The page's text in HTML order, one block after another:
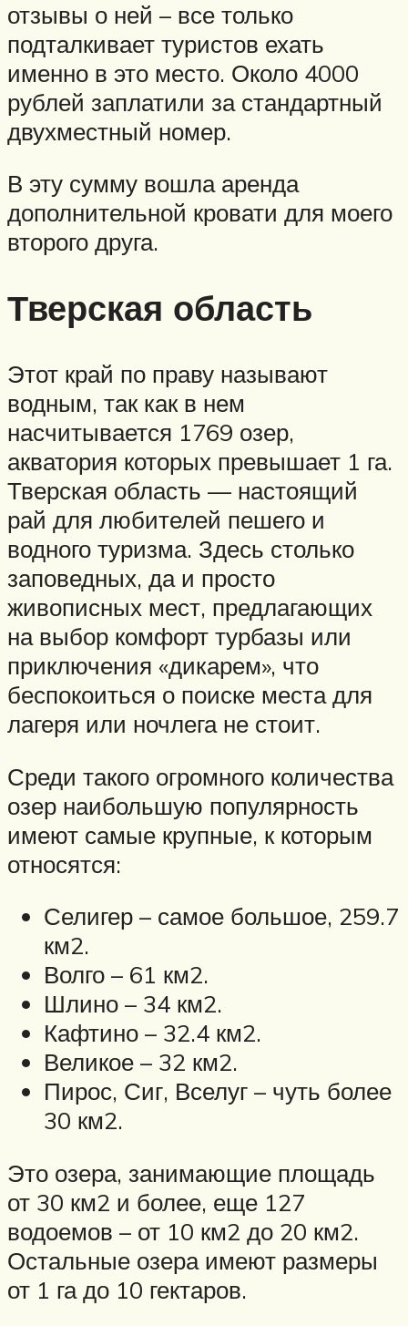
отзывы о ней – все только
подталкивает туристов ехать
именно в это место. Около 4000
рублей заплатили за стандартный
двухместный номер.
В эту сумму вошла аренда
дополнительной кровати для моего
второго друга.
Тверская область
Этот край по праву называют
водным, так как в нем
насчитывается 1769 озер,
акватория которых превышает 1 га.
Тверская область — настоящий
рай для любителей пешего и
водного туризма. Здесь столько
заповедных, да и просто
живописных мест, предлагающих
на выбор комфорт турбазы или
приключения «дикарем», что
беспокоиться о поиске места для
лагеря или ночлега не стоит.
Среди такого огромного количества
озер наибольшую популярность
имеют самые крупные, к которым
относятся:
Селигер – самое большое, 259.7
км2.
Волго – 61 км2.
Шлино – 34 км2.
Кафтино – 32.4 км2.
Великое – 32 км2.
Пирос, Сиг, Вселуг – чуть более
30 км2.
Это озера, занимающие площадь
от 30 км2 и более, еще 127
водоемов – от 10 км2 до 20 км2.
Остальные озера имеют размеры
от 1 га до 10 гектаров.